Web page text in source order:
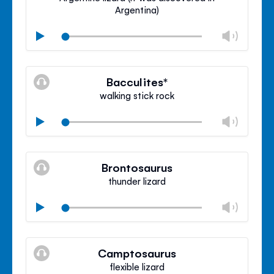
Argentina)
Play
libro
Silenzioso
Close
Bacculites*
walking stick rock
Play
libro
Silenzioso
Close
Brontosaurus
thunder lizard
Play
libro
Silenzioso
Close
Camptosaurus
flexible lizard